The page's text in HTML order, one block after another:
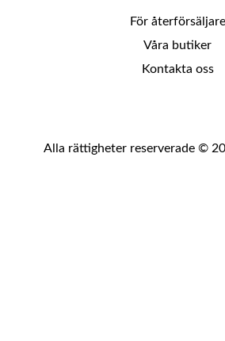
För återförsäljare
Våra butiker
Kontakta oss
Alla rättigheter reserverade ©